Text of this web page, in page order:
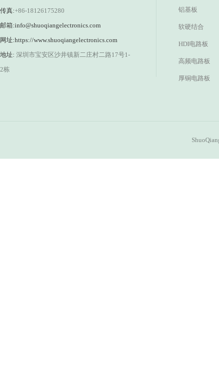
传真:+86-18126175280
邮箱:info@shuoqiangelectronics.com
网址:https://www.shuoqiangelectronics.com
地址: 深圳市宝安区沙井镇新二庄村二路17号1-
2栋
铝基板
软硬结合
HDI电路板
高频电路板
厚铜电路板